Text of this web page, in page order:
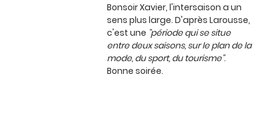
Bonsoir Xavier, l'intersaison a un
sens plus large. D'après Larousse,
c'est une "période qui se situe
entre deux saisons, sur le plan de la
mode, du sport, du tourisme".
Bonne soirée.